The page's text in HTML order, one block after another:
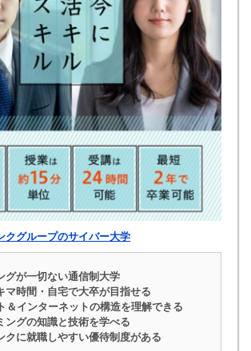
クグループのサイバー大学
グが一切ない通信制大学
マ時間・自宅で大卒が目指せる
＆インターネットの構造を理解できる
ングの知識と技術を学べる
クに就職しやすい優待制度がある